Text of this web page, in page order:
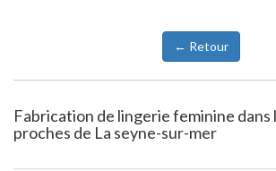
← Retour
Fabrication de lingerie feminine dans
proches de La seyne-sur-mer